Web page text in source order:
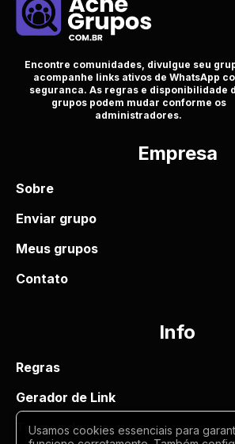
Encontre comunidades, divulgue seu
acompanhe links ativos de WhatsApp
seguranca. As regras e disponibilidade
grupos podem mudar conforme os
administradores.
Empresa
Sobre
Enviar grupo
Meus grupos
Contato
Info
Regras
Gerador de Link
Termos de uso
Usamos cookies essenciais para